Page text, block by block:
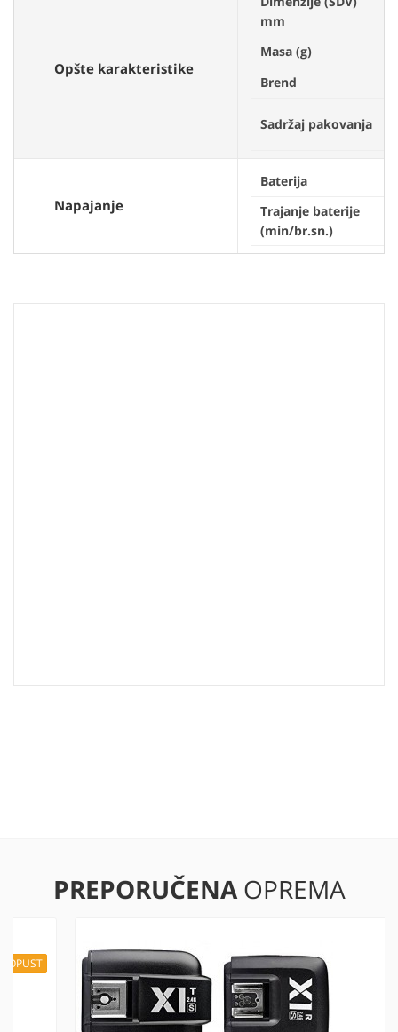
Opšte karakteristike
mm
Masa (g)
Brend
Sadržaj pakovanja
Napajanje
Baterija
Trajanje baterije
(min/br.sn.)
PREPORUČENAOPREMA